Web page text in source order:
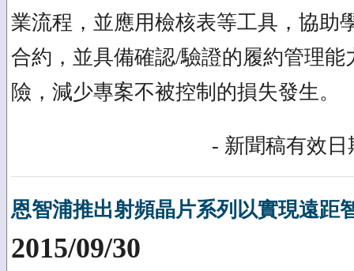
業流程，並應用檢核表等工具，協助
合約，並具備確認/驗證的履約管理能
險，減少專案不被控制的損失發生。
- 新聞稿有效日
恩智浦推出射頻晶片系列以實現遠距
2015/09/30